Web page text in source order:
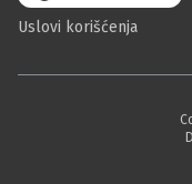
Uslovi korišćenja